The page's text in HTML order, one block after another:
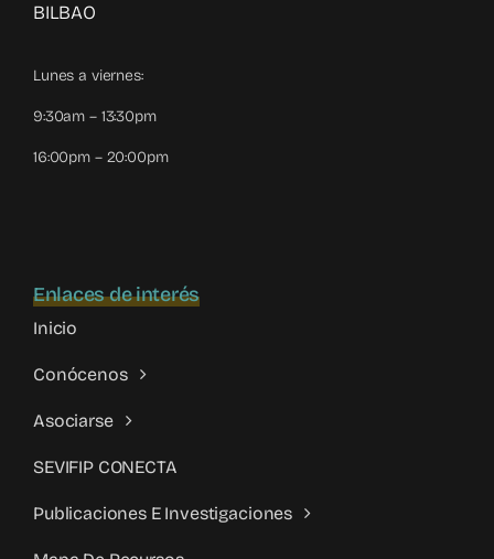
BILBAO
Lunes a viernes:
9:30am – 13:30pm
16:00pm – 20:00pm
Enlaces de interés
Inicio
Conócenos
Asociarse
SEVIFIP CONECTA
Publicaciones E Investigaciones